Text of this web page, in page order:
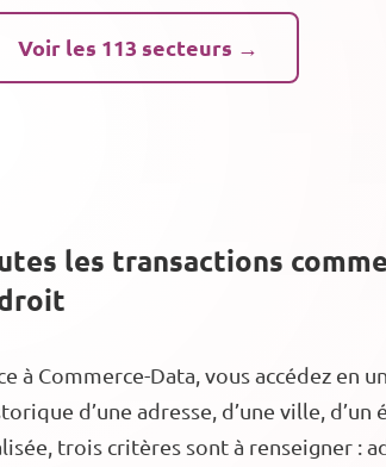
Voir les 113 secteurs →
les transactions
à Commerce-Data, vous accédez en
d’une adresse, d’une ville,
trois critères sont à renseigner :